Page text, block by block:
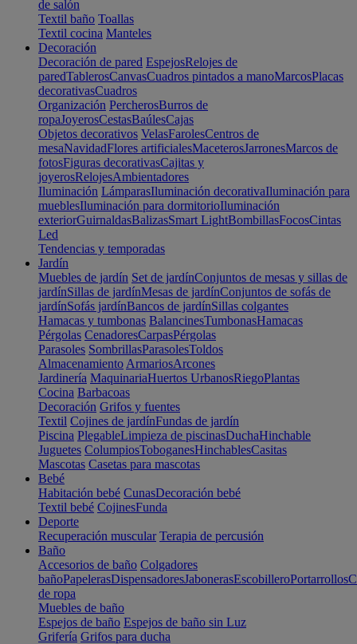
de salón
Textil baño Toallas
Textil cocina Manteles
Decoración
Decoración de pared EspejosRelojes de
paredTablerosCanvasCuadros pintados a manoMarcosPlacas
decorativasCuadros
Organización PercherosBurros de
ropaJoyerosCestasBaúlesCajas
Objetos decorativos VelasFarolesCentros de
mesaNavidadFlores artificialesMaceterosJarronesMarcos de
fotosFiguras decorativasCajitas y
joyerosRelojesAmbientadores
Iluminación LámparasIluminación decorativaIluminación para
mueblesIluminación para dormitorioIluminación
exteriorGuirnaldasBalizasSmart LightBombillasFocosCintas
Led
Tendencias y temporadas
Jardín
Muebles de jardín Set de jardínConjuntos de mesas y sillas de
jardínSillas de jardínMesas de jardínConjuntos de sofás de
jardínSofás jardínBancos de jardínSillas colgantes
Hamacas y tumbonas BalancinesTumbonasHamacas
Pérgolas CenadoresCarpasPérgolas
Parasoles SombrillasParasolesToldos
Almacenamiento ArmariosArcones
Jardinería MaquinariaHuertos UrbanosRiegoPlantas
Cocina Barbacoas
Decoración Grifos y fuentes
Textil Cojines de jardínFundas de jardín
Piscina PlegableLimpieza de piscinasDuchaHinchable
Juguetes ColumpiosToboganesHinchablesCasitas
Mascotas Casetas para mascotas
Bebé
Habitación bebé CunasDecoración bebé
Textil bebé CojinesFunda
Deporte
Recuperación muscular Terapia de percusión
Baño
Accesorios de baño Colgadores
bañoPapelerasDispensadoresJabonerasEscobilleroPortarrollos
de ropa
Muebles de baño
Espejos de baño Espejos de baño sin Luz
Grifería Grifos para ducha